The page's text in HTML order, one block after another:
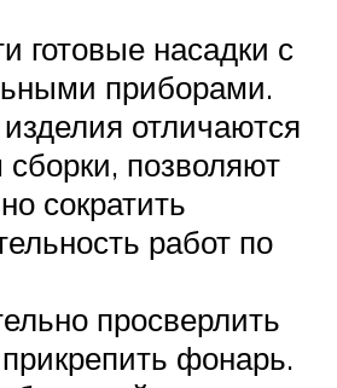
готовые насадки с
приборами.
отличаются
сборки, позволяют
сократить
работ по
просверлить
фонарь.